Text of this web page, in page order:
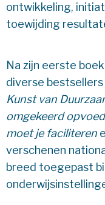
ontwikkeling,
toewijding
Na zijn eerste boek
diverse bestsellers
Kunst van
omgekeerd
moet je faciliteren
verschenen
breed toegepast